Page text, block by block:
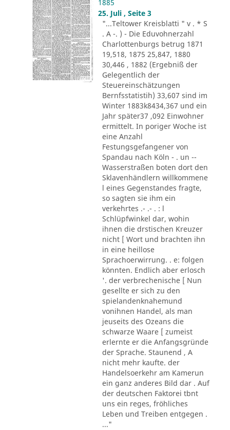
1885
25. Juli , Seite 3
"...Teltower Kreisblatti " v . * S
. A -. ) - Die Eduvohnerzahl
Charlottenburgs betrug 1871
19,518, 1875 25,847, 1880
30,446 , 1882 (Ergebniß der
Gelegentlich der
Steuereinschätzungen
Bernfsstatistih) 33,607 sind im
Winter 1883k8434,367 und ein
Jahr später37 ,092 Einwohner
ermittelt. In poriger Woche ist
eine Anzahl
Festungsgefangener von
Spandau nach Köln - . un --
Wasserstraßen boten dort den
Sklavenhändlern willkommene
l eines Gegenstandes fragte,
so sagten sie ihm ein
verkehrtes .- .- . : l
Schlüpfwinkel dar, wohin
ihnen die drstischen Kreuzer
nicht [ Wort und brachten ihn
in eine heillose
Sprachoerwirrung. . e: folgen
könnten. Endlich aber erlosch
'. der verbrechenische [ Nun
gesellte er sich zu den
spielandenknahemund
vonihnen Handel, als man
jeuseits des Ozeans die
schwarze Waare [ zumeist
erlernte er die Anfangsgründe
der Sprache. Staunend , A
nicht mehr kaufte. der
Handelsoerkehr am Kamerun
ein ganz anderes Bild dar . Auf
der deutschen Faktorei tbnt
uns ein reges, fröhliches
Leben und Treiben entgegen .
..."